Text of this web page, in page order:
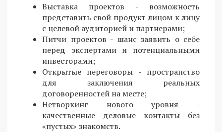
Выставка проектов - возможность
представить свой продукт лицом к лицу
с целевой аудиторией и партнерами;
Питчи проектов - шанс заявить о себе
перед экспертами и потенциальными
инвесторами;
Открытые переговоры - пространство
для заключения реальных
договоренностей на месте;
Нетворкинг нового уровня -
качественные деловые контакты без
«пустых» знакомств.